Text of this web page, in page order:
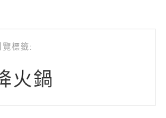
覽標籤:
火鍋